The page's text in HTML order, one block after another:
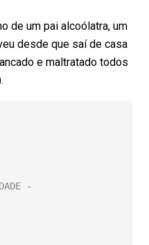
de um pai alcoólatra, um
desde que saí de casa
e maltratado todos